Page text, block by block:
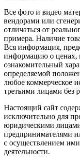
Все фото и видео
вендорами или
отличаться от
примера. Наличие
Вся информация,
информацию о ценах,
ознакомительный
определяемой
любое коммерческое
третьими лицами без
Настоящий сайт
исключительно для
юридическими
предпринимателями
с осуществлением
деятельности.